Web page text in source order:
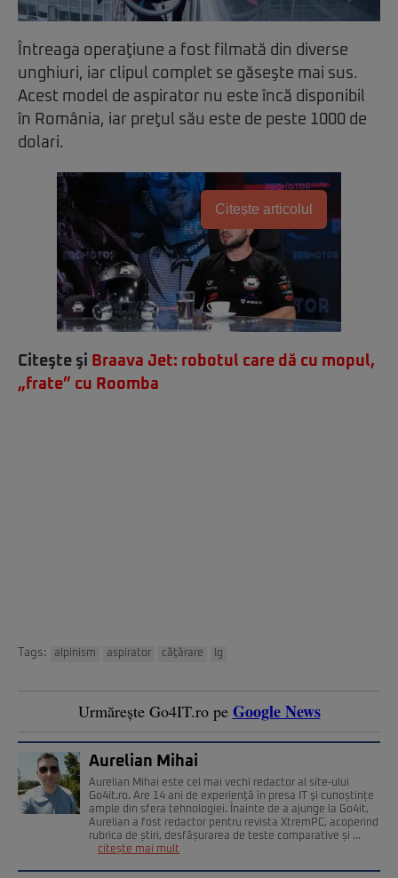
Întreaga operaţiune a fost filmată din diverse
unghiuri, iar clipul complet se găseşte mai sus.
Acest model de aspirator nu este încă disponibil
în România, iar preţul său este de peste 1000 de
dolari.
Citește articolul
Citeşte şi Braava Jet: robotul care dă cu mopul,
„frate” cu Roomba
Tags: alpinism aspirator căţărare lg
Urmărește Go4IT.ro pe Google News
Aurelian Mihai
Aurelian Mihai este cel mai vechi redactor al site-ului
Go4it.ro. Are 14 ani de experienţă în presa IT şi cunoștințe
ample din sfera tehnologiei. Înainte de a ajunge la Go4it,
Aurelian a fost redactor pentru revista XtremPC, acoperind
rubrica de știri, desfășurarea de teste comparative și ...
citește mai mult